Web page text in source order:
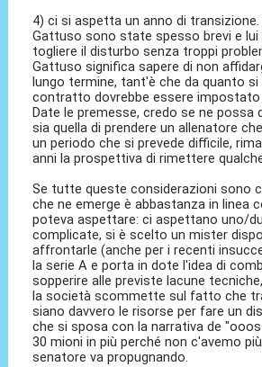
4) ci si aspetta un anno di transizione.
Gattuso sono state spesso brevi e
togliere il disturbo senza troppi
Gattuso significa sapere di non
lungo termine, tant'è che da quanto si
contratto dovrebbe essere impostato
Date le premesse, credo se ne possa
sia quella di prendere un allenatore
un periodo che si prevede difficile,
anni la prospettiva di rimettere
Se tutte queste considerazioni sono
che ne emerge è abbastanza in linea
poteva aspettare: ci aspettano uno/
complicate, si è scelto un mister
affrontarle (anche per i recenti
la serie A e porta in dote l'idea di
sopperire alle previste lacune
la società scommette sul fatto che
siano davvero le risorse per fare un
che si sposa con la narrativa de
30 mioni in più perché non c'avemo
senatore va propugnando.